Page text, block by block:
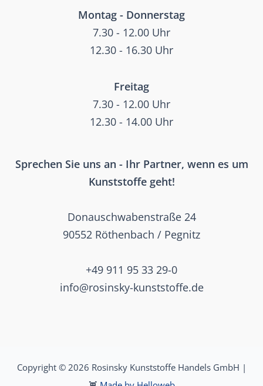
Montag - Donnerstag
7.30 - 12.00 Uhr
12.30 - 16.30 Uhr
Freitag
7.30 - 12.00 Uhr
12.30 - 14.00 Uhr
Sprechen Sie uns an - Ihr Partner, wenn es um
Kunststoffe geht!
Donauschwabenstraße 24
90552 Röthenbach / Pegnitz
+49 911 95 33 29-0
info@rosinsky-kunststoffe.de
Copyright © 2026 Rosinsky Kunststoffe Handels GmbH |